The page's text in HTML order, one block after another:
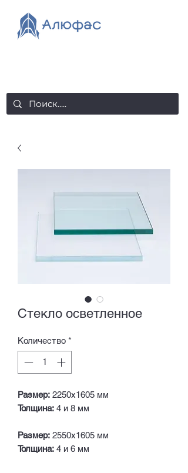
Стекло осветленное
Количество *
Размер: 2250х1605 мм
Толщина: 4 и 8 мм
Размер: 2550х1605 мм
Толщина: 4 и 6 мм